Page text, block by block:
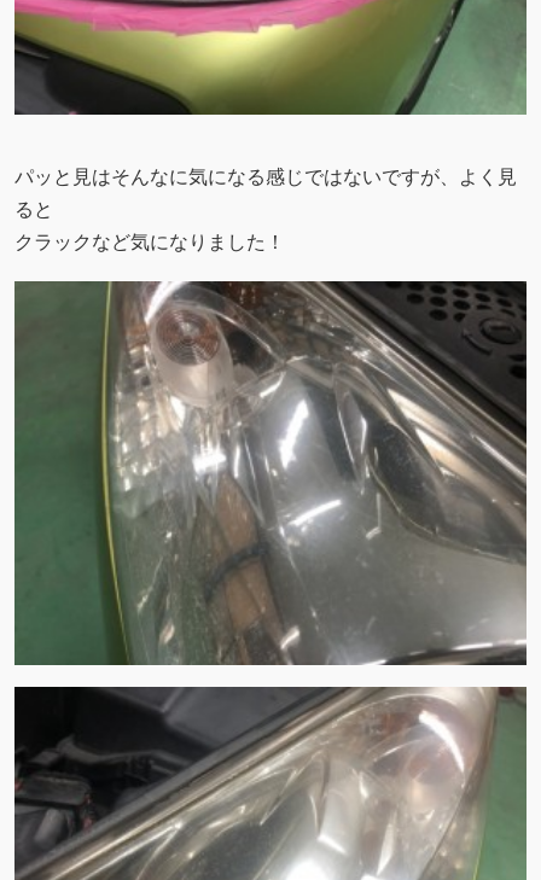
パッと見はそんなに気になる感じではないですが、よく見
ると
クラックなど気になりました！